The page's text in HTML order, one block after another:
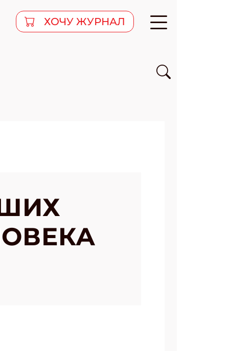
ХОЧУ ЖУРНАЛ